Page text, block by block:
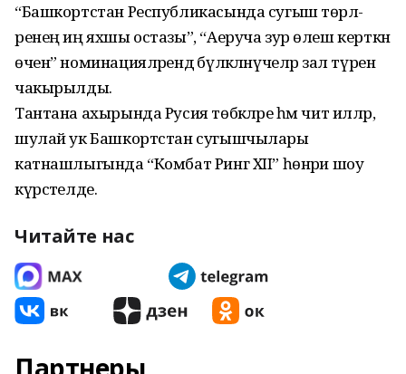
“Башкортстан Республикасында сугыш төрлә­
ренең иң яхшы остазы”, “Аеруча зур өлеш керт­кән
өчен” номи­нацияләрендә бүләк­ләнүчеләр зал түренә
чакырылды.
Тантана ахырында Русия төбәкләре һәм чит илләр,
шулай ук Башкортстан сугышчылары
катнашлыгында “Комбат Ринг XII” һөнәри шоу
күрсәтелде.
Читайте нас